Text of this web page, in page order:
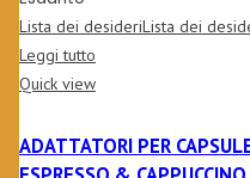
Lista dei desideriLista dei
Leggi tutto
Quick view
ADATTATORI PER